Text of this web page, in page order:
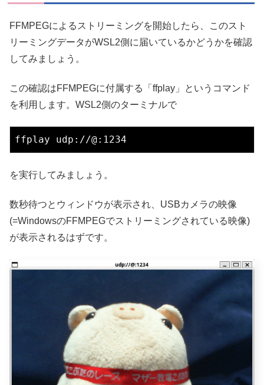
FFMPEGによるストリーミングを開始したら、このスト
リーミングデータがWSL2側に届いているかどうかを確認
してみましょう。
この確認はFFMPEGに付属する「ffplay」というコマンド
を利用します。WSL2側のターミナルで
を実行してみましょう。
数秒待つとウィンドウが表示され、USBカメラの映像
(=WindowsのFFMPEGでストリーミングされている映像)
が表示されるはずです。